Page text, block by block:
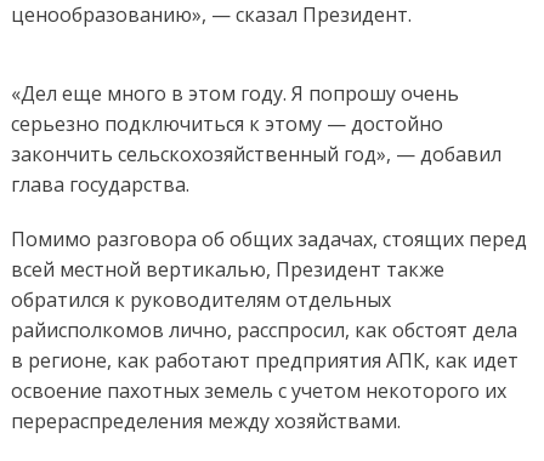
ценообразованию», — сказал Президент.
«Дел еще много в этом году. Я попрошу очень
серьезно подключиться к этому — достойно
закончить сельскохозяйственный год», — добавил
глава государства.
Помимо разговора об общих задачах, стоящих перед
всей местной вертикалью, Президент также
обратился к руководителям отдельных
райисполкомов лично, расспросил, как обстоят дела
в регионе, как работают предприятия АПК, как идет
освоение пахотных земель с учетом некоторого их
перераспределения между хозяйствами.